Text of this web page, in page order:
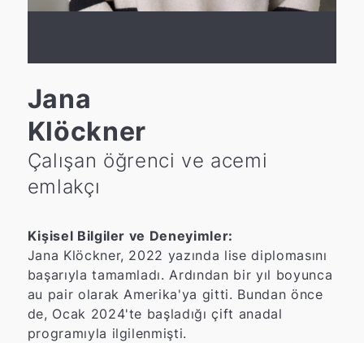
Jana
Klöckner
Çalışan öğrenci ve acemi
emlakçı
Kişisel Bilgiler ve Deneyimler:
Jana Klöckner, 2022 yazında lise diplomasını
başarıyla tamamladı. Ardından bir yıl boyunca
au pair olarak Amerika'ya gitti. Bundan önce
de, Ocak 2024'te başladığı çift anadal
programıyla ilgilenmişti.